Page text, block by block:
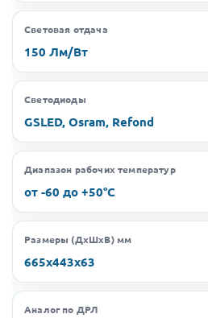
Световая отдача
150 Лм/Вт
Светодиоды
GSLED, Osram, Refond
Диапазон рабочих температур
от -60 до +50°C
Размеры (ДхШхВ) мм
665х443х63
Аналог по ДРЛ